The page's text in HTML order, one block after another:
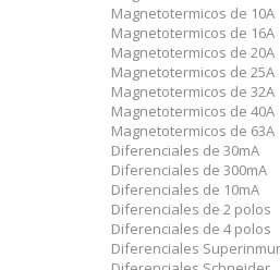
Magnetotermicos de 10A
Magnetotermicos de 16A
Magnetotermicos de 20A
Magnetotermicos de 25A
Magnetotermicos de 32A
Magnetotermicos de 40A
Magnetotermicos de 63A
Diferenciales de 30mA
Diferenciales de 300mA
Diferenciales de 10mA
Diferenciales de 2 polos
Diferenciales de 4 polos
Diferenciales